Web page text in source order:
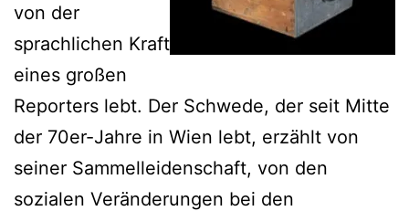
von der
sprachlichen Kraft
eines großen
Reporters lebt. Der Schwede, der seit Mitte
der 70er-Jahre in Wien lebt, erzählt von
seiner Sammelleidenschaft, von den
sozialen Veränderungen bei den